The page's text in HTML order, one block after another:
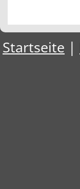
Startseite |